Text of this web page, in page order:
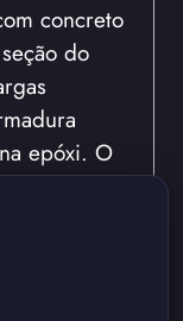
concreto
do
epóxi. O
vida útil